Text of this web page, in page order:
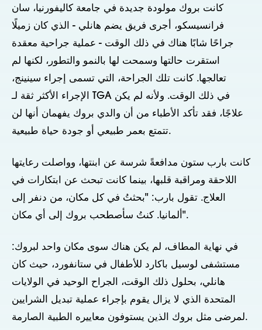
كانت بروك مولودة جديدة في جامعة كاليفورنيا، سان
فرانسيسكو، أجرى فريق يضم هانلي - الذي كان زميلًا
جراحًا شابًا هناك في ذلك الوقت - عملية جراحية معقدة
استقرت حالتها وسمحت لها بالنمو والتطور، لكنها لم
تعالجها. كانت تلك الجراحة، التي تسمى إجراء سينينج،
الإجراء الأكثر ثقة لـ TGA في ذلك الوقت. ولأنه لم يكن
علاجًا، فقد تأكد الأطباء من أن والدي بروك يفهمان أنها لن
تتمتع بعمر طبيعي أو جودة حياة طبيعية.
كانت بارب ستون مدافعةً شرسة عن ابنتها، وواصلت رعايتها
اللاحقة ومراقبة قلبها، بينما كانت تبحث عن ابتكارات في
العلاج. تقول بارب: "بحثتُ في كل مكان، من دنفر إلى
ألمانيا. كنتُ سأصطحب بروك إلى أي مكان".
في نهاية المطاف، لم يكن هناك سوى مكان واحد لبروك:
مستشفى لوسيل باكارد للأطفال في ستانفورد، حيث كان
هانلي، بحلول ذلك الوقت، الجراح الوحيد في الولايات
المتحدة الذي لا يزال يقوم بإجراء عملية تبديل الشرايين
لمرضى مثل بروك الذين يستوفون معاييره الطبية الصارمة.